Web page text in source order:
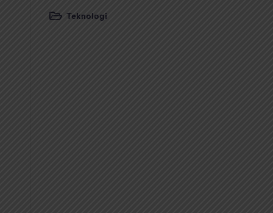
PostedTeknologi